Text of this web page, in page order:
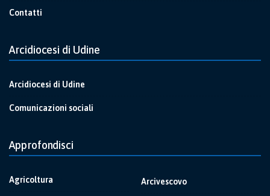
Contatti
Arcidiocesi di Udine
Arcidiocesi di Udine
Comunicazioni sociali
Approfondisci
Agricoltura Arcivescovo